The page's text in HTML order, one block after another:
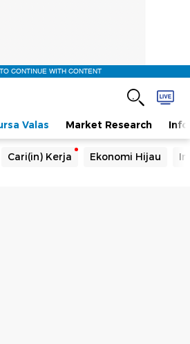
CONTINUE WITH CONTENT
Valas Market Research
Cari(in) Kerja Ekonomi Hijau